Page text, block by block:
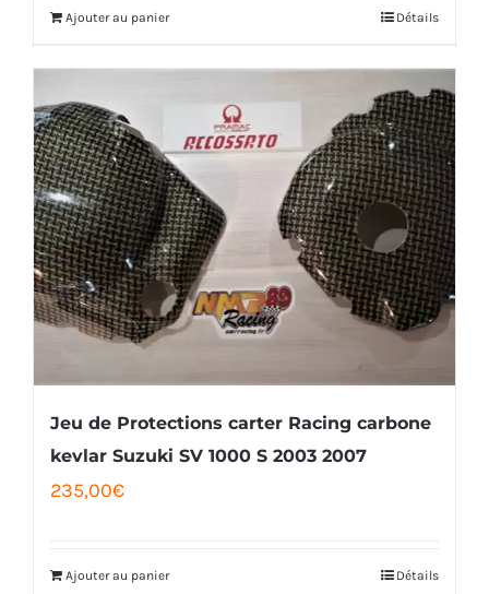
Ajouter au panier Détails
Jeu de Protections carter Racing carbone
kevlar Suzuki SV 1000 S 2003 2007
235,00€
Ajouter au panier Détails